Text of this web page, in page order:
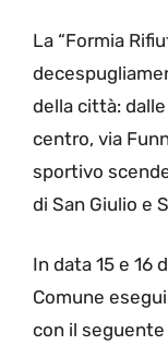
La “Formia
della città:
centro, via
sportivo
di San Giulio e
In data 15 e 16
Comune
con il